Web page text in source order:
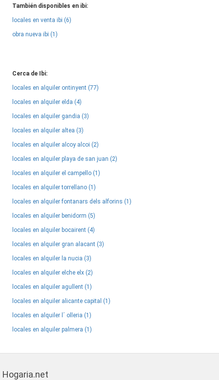
También disponibles en ibi:
locales en venta ibi (6)
obra nueva ibi (1)
Cerca de Ibi:
locales en alquiler ontinyent (77)
locales en alquiler elda (4)
locales en alquiler gandia (3)
locales en alquiler altea (3)
locales en alquiler alcoy alcoi (2)
locales en alquiler playa de san juan (2)
locales en alquiler el campello (1)
locales en alquiler torrellano (1)
locales en alquiler fontanars dels alforins (1)
locales en alquiler benidorm (5)
locales en alquiler bocairent (4)
locales en alquiler gran alacant (3)
locales en alquiler la nucia (3)
locales en alquiler elche elx (2)
locales en alquiler agullent (1)
locales en alquiler alicante capital (1)
locales en alquiler l´ olleria (1)
locales en alquiler palmera (1)
Hogaria.net